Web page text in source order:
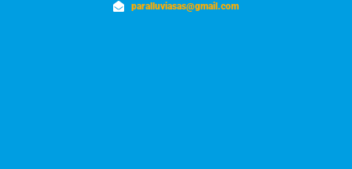
paralluviasas@gmail.com